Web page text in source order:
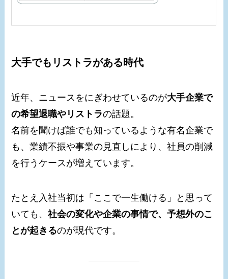
大手でもリストラがある時代
近年、ニュースをにぎわせているのが大手企業で
の希望退職やリストラの話題。
名前を聞けば誰でも知っているような有名企業で
も、業績不振や事業の見直しにより、社員の削減
を行うケースが増えています。
たとえ入社当初は「ここで一生働ける」と思って
いても、社会の変化や企業の事情で、予想外のこ
とが起きるのが現代です。